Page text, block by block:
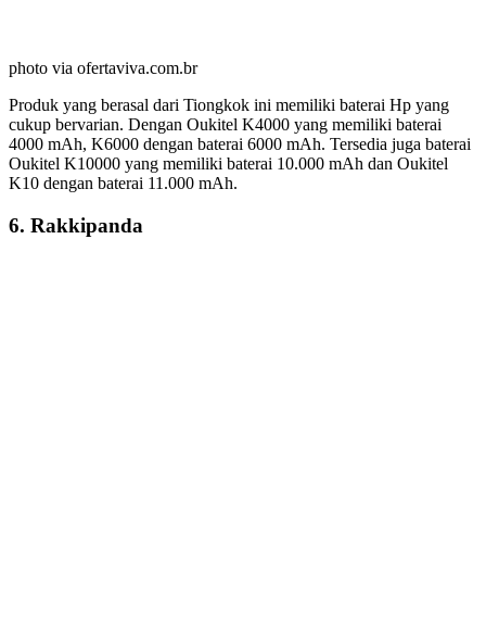
photo via ofertaviva.com.br
Produk yang berasal dari Tiongkok ini memiliki baterai Hp yang
cukup bervarian. Dengan Oukitel K4000 yang memiliki baterai
4000 mAh, K6000 dengan baterai 6000 mAh. Tersedia juga baterai
Oukitel K10000 yang memiliki baterai 10.000 mAh dan Oukitel
K10 dengan baterai 11.000 mAh.
6. Rakkipanda